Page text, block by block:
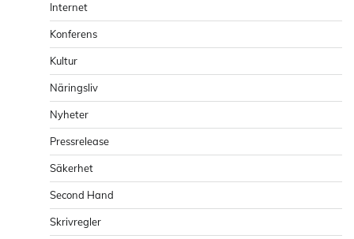
Internet
Konferens
Kultur
Näringsliv
Nyheter
Pressrelease
Säkerhet
Second Hand
Skrivregler